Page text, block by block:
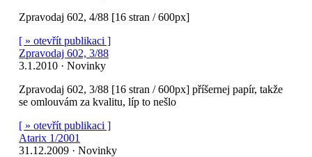
Zpravodaj 602, 4/88 [16 stran / 600px]
[ » otevřít publikaci ]
Zpravodaj 602, 3/88
3.1.2010 · Novinky
Zpravodaj 602, 3/88 [16 stran / 600px] příšernej papír, takže
se omlouvám za kvalitu, líp to nešlo
[ » otevřít publikaci ]
Atarix 1/2001
31.12.2009 · Novinky